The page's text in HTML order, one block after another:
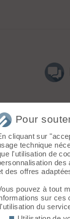
😜
du gros ! Ca
réflexion. Avant,
on prend
Pour
cliquant sur
technique
l'utilisation de
des offres
pouvez à tout
sur ces
du